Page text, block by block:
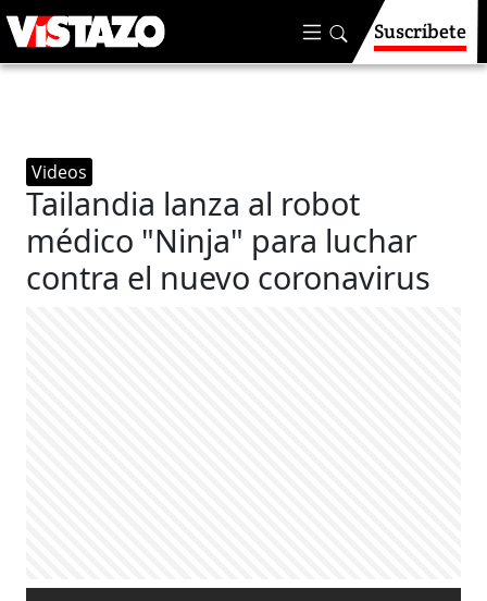
Suscríbete
Videos
Tailandia lanza al robot
médico "Ninja" para luchar
contra el nuevo coronavirus